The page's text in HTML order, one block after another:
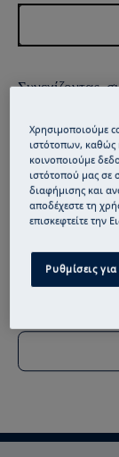
Συνεχίζοντας,
Για
στη δήλωση
Χρησιμοποιούμε
ιστότοπων, καθώς
κοινοποιούμε
ιστότοπού μας σε
διαφήμισης και
αποδέχεστε τη
επισκεφτείτε την
Ρυθμίσεις